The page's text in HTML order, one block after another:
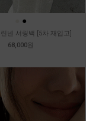
●
넨 셔링백 [5차 재입고]
68,000원